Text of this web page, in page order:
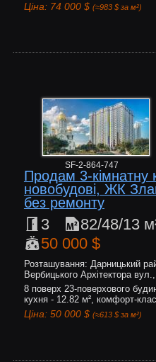
Ціна: 74 000 $ (≈983 $ за м²)
SF-2-864-747
Продам 3-кімнатну
новобудові, ЖК
без ремонту
3 82/48/13
50 000 $
Розташування: Дарницький
Вербицького Архітектора
8 поверх 23-поверхового
кухня - 12.82 м², комфорт-клас
Ціна: 50 000 $ (≈613 $ за м²)